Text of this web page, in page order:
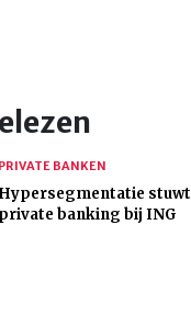
PRIVATE BANKEN
Hypersegmentatie stuwt
private banking bij ING